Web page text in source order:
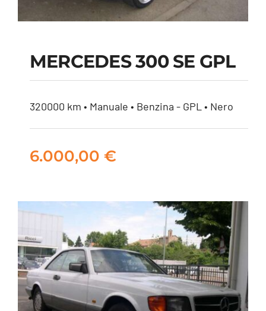
MERCEDES 300 SE GPL
320000 km • Manuale • Benzina - GPL • Nero
6.000,00 €